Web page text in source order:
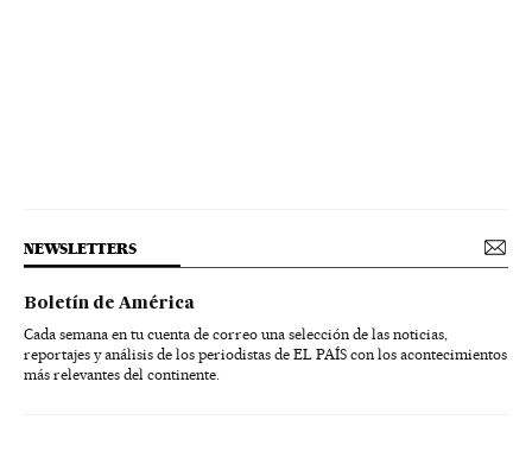
NEWSLETTERS
Boletín de América
Cada semana en tu cuenta de correo una selección de las noticias,
reportajes y análisis de los periodistas de EL PAÍS con los acontecimientos
más relevantes del continente.